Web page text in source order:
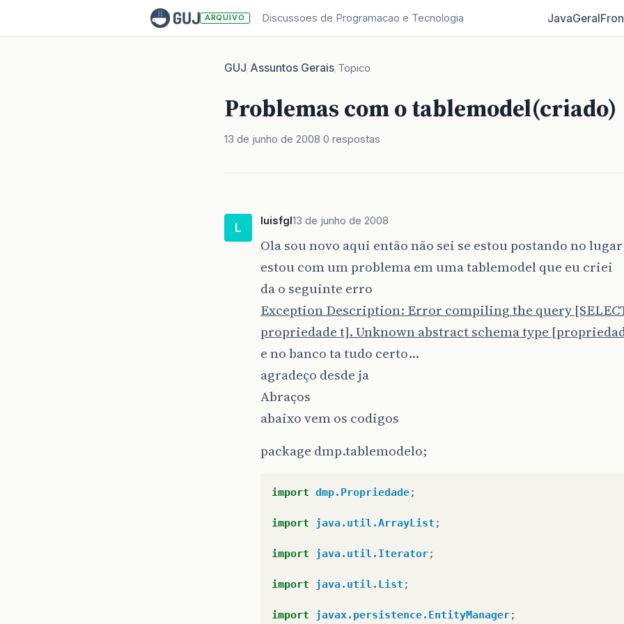
ARQUIVO Discussoes de Programacao e Tecnologia JavaGeral
GUJ/Assuntos Gerais/Topico
Problemas com o tablemodel(criado)
13 de junho de 2008 0 respostas
L luisfgl13 de junho de 2008
Ola sou novo aqui então não sei se estou postando no
estou com um problema em uma tablemodel que eu criei
da o seguinte erro
Exception Description: Error compiling the query
propriedade t]. Unknown abstract schema type
e no banco ta tudo certo…
agradeço desde ja
Abraços
abaixo vem os codigos
package dmp.tablemodelo;
import dmp.Propriedade;
import java.util.ArrayList ;
import java.util.Iterator;
import java.util.List ;
import javax.persistence.EntityManager;